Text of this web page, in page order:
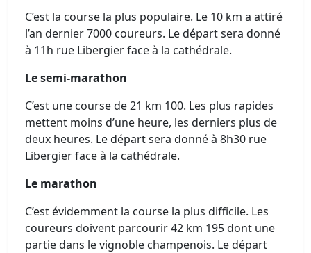
C’est la course la plus populaire. Le 10 km a attiré
l’an dernier 7000 coureurs. Le départ sera donné
à 11h rue Libergier face à la cathédrale.
Le semi-marathon
C’est une course de 21 km 100. Les plus rapides
mettent moins d’une heure, les derniers plus de
deux heures. Le départ sera donné à 8h30 rue
Libergier face à la cathédrale.
Le marathon
C’est évidemment la course la plus difficile. Les
coureurs doivent parcourir 42 km 195 dont une
partie dans le vignoble champenois. Le départ